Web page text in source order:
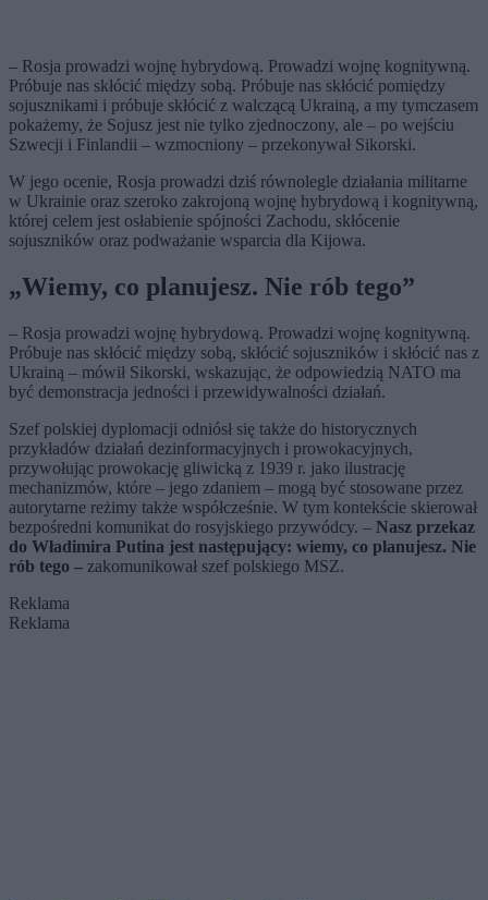
– Rosja prowadzi wojnę hybrydową. Prowadzi wojnę kognitywną.
Próbuje nas skłócić między sobą. Próbuje nas skłócić pomiędzy
sojusznikami i próbuje skłócić z walczącą Ukrainą, a my tymczasem
pokażemy, że Sojusz jest nie tylko zjednoczony, ale – po wejściu
Szwecji i Finlandii – wzmocniony – przekonywał Sikorski.
W jego ocenie, Rosja prowadzi dziś równolegle działania militarne
w Ukrainie oraz szeroko zakrojoną wojnę hybrydową i kognitywną,
której celem jest osłabienie spójności Zachodu, skłócenie
sojuszników oraz podważanie wsparcia dla Kijowa.
„Wiemy, co planujesz. Nie rób tego”
– Rosja prowadzi wojnę hybrydową. Prowadzi wojnę kognitywną.
Próbuje nas skłócić między sobą, skłócić sojuszników i skłócić nas z
Ukrainą – mówił Sikorski, wskazując, że odpowiedzią NATO ma
być demonstracja jedności i przewidywalności działań.
Szef polskiej dyplomacji odniósł się także do historycznych
przykładów działań dezinformacyjnych i prowokacyjnych,
przywołując prowokację gliwicką z 1939 r. jako ilustrację
mechanizmów, które – jego zdaniem – mogą być stosowane przez
autorytarne reżimy także współcześnie. W tym kontekście skierował
bezpośredni komunikat do rosyjskiego przywódcy. – Nasz przekaz
do Władimira Putina jest następujący: wiemy, co planujesz. Nie
rób tego – zakomunikował szef polskiego MSZ.
Reklama
Reklama